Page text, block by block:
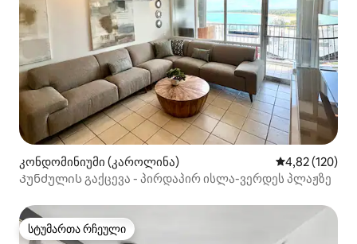
კონდომინიუმი (კაროლინა) საშუალო
4,82 (120)
Კუნძულის გაქცევა - პირდაპირ ისლა-ვერდეს პლაჟზე
სტუმართა რჩეული
სტუმართა რჩეული